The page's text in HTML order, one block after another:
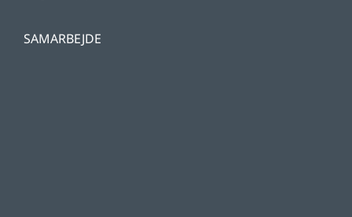
SAMARBEJDE